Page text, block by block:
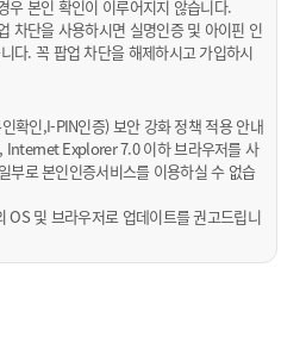
우 본인 확인이 이루어지지 않습니다.
차단을 사용하시면 실명인증 및 아이핀 인
다. 꼭 팝업 차단을 해제하시고 가입하시
확인,I-PIN인증) 보안 강화 정책 적용 안내
Internet Explorer 7.0 이하 브라우저를 사
부로 본인인증서비스를 이용하실 수 없습
OS 및 브라우저로 업데이트를 권고드립니